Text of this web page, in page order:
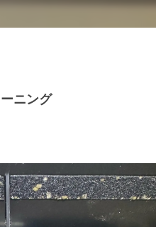
空室クリーニング
内装リフォーム
ニング